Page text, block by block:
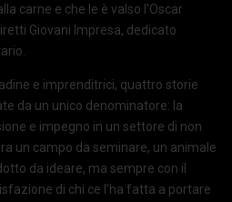
carne e che le è valso l’Oscar
Giovani Impresa, dedicato
e imprenditrici, quattro storie
da un unico denominatore: la
e impegno in un settore di non
un campo da seminare, un animale
da ideare, ma sempre con il
di chi ce l’ha fatta a portare